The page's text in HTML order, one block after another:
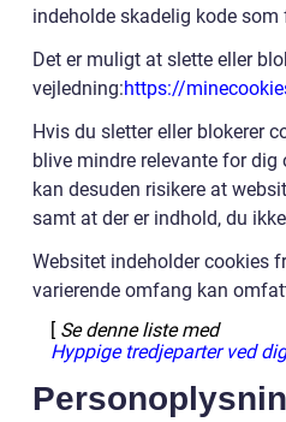
indeholde skadelig kode som
Det er muligt at slette eller
vejledning:https://
Hvis du sletter eller blokerer
blive mindre relevante for
kan desuden risikere at
samt at der er indhold, du
Websitet indeholder cookies
varierende omfang kan
[ Se denne liste med
Hyppige tredjeparter ved